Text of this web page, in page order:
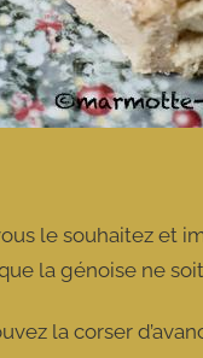
le souhaitez et
la génoise ne
la corser